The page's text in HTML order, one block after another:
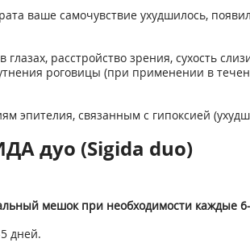
ваше самочувствие ухудшилось,
расстройство зрения, сухость
роговицы (при применении в
эпителия, связанным с гипоксией
дуо (Sigida duo)
мешок при необходимости каждые
дней.